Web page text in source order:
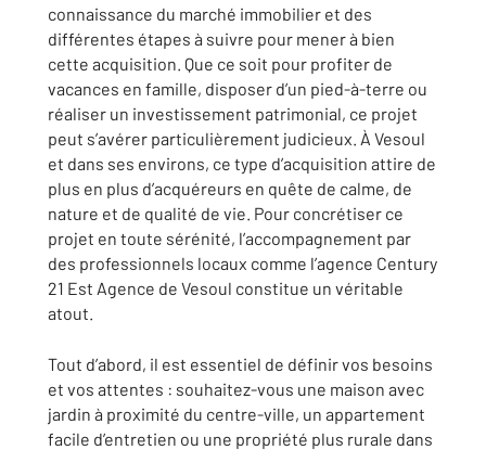
connaissance du marché immobilier et des
différentes étapes à suivre pour mener à bien
cette acquisition. Que ce soit pour profiter de
vacances en famille, disposer d’un pied-à-terre ou
réaliser un investissement patrimonial, ce projet
peut s’avérer particulièrement judicieux. À Vesoul
et dans ses environs, ce type d’acquisition attire de
plus en plus d’acquéreurs en quête de calme, de
nature et de qualité de vie. Pour concrétiser ce
projet en toute sérénité, l’accompagnement par
des professionnels locaux comme l’agence Century
21 Est Agence de Vesoul constitue un véritable
atout.
Tout d’abord, il est essentiel de définir vos besoins
et vos attentes : souhaitez-vous une maison avec
jardin à proximité du centre-ville, un appartement
facile d’entretien ou une propriété plus rurale dans